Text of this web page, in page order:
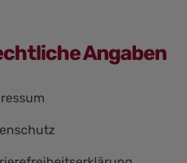
Angaben